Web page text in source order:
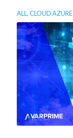
ALL,CLOUD AZURE